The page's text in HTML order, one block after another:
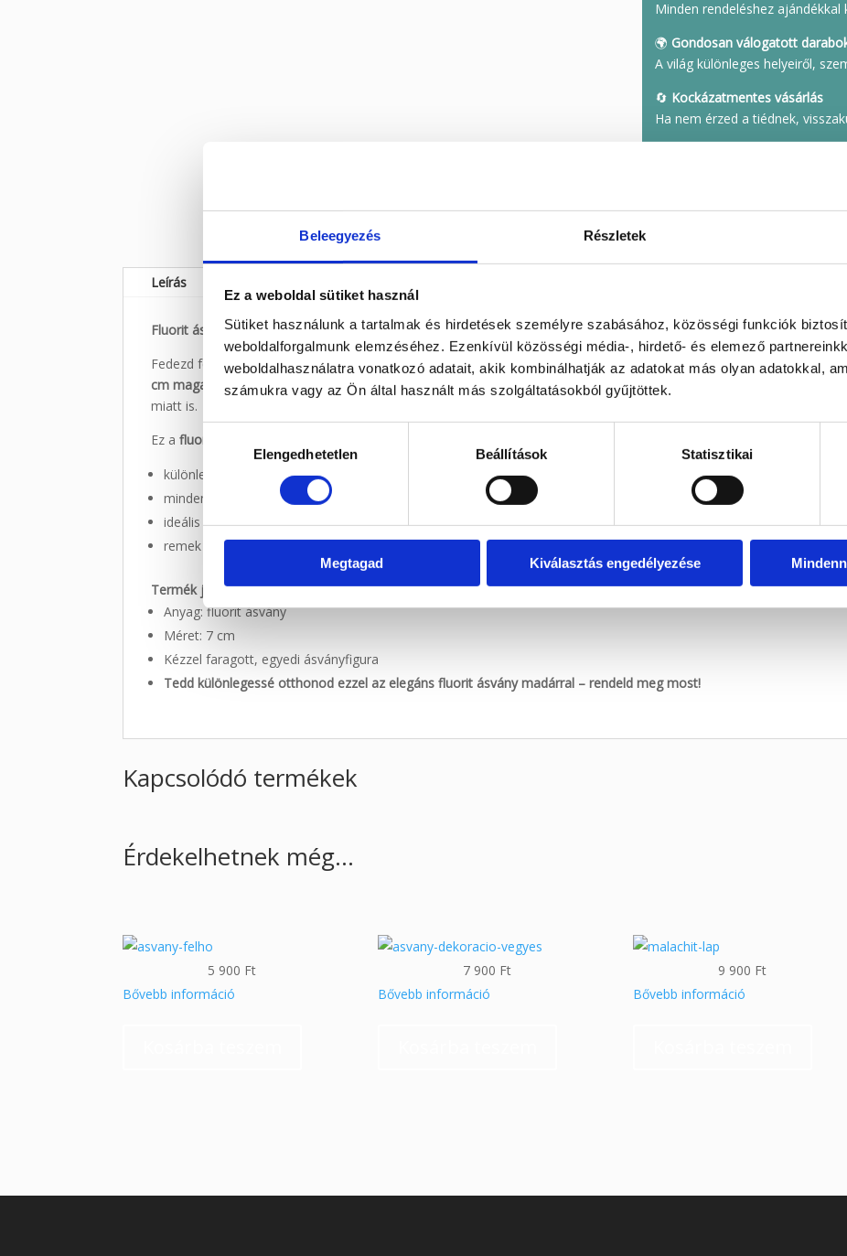
Beleegyezés Részletek
Ez a weboldal sütiket használ
Sütiket használunk a tartalmak és hirdetések személyre szabásához, közösségi funkciók
weboldalforgalmunk elemzéséhez. Ezenkívül közösségi média-, hirdető- és elemező
weboldalhasználatra vonatkozó adatait, akik kombinálhatják az adatokat más olyan adatokkal,
számukra vagy az Ön által használt más szolgáltatásokból gyűjtöttek.
kiválasztásaElengedhetetlen Beállítások Statisztikai
Megtagad Kiválasztás engedélyezése
Minden rendeléshez ajándékkal
🌍 Gondosan válogatott
A világ különleges helyeiről,
🔄 Kockázatmentes vásárlás
Ha nem érzed a tiédnek,
fluorit,Madár
Leírás
Fluorit ásvány madár figura – 7 cm
Fedezd fel ezt a gyönyörű,kézzel faragott fluorit ásvány madarat, amely tökéletes választás otthonod díszítésére
cm magas
, és valódi, természetes fluorit kristályból készült. A fluorit rendkívül népszerű ásvány – nemcsak a
miatt is.
Ez afluorit madár
különleges zöld és áttetsző árnyalatokat hordoz,
minden darab egyedi
ideális dekoráció kristálygyűjtőknek, ásványkedvelőknek vagy meditációs térbe,
remek választás ajándéknak is – akár születésnapra, névnapra vagy spirituális alkalmakra.
Termék jellemzői:
Anyag: fluorit ásvány
Méret: 7 cm
Kézzel faragott, egyedi ásványfigura
Tedd különlegessé otthonod ezzel az elegáns fluorit ásvány madárral – rendeld meg most!
Kapcsolódó termékek
Érdekelhetnek még…
5 900 Ft
Bővebb információ
7 900 Ft
Bővebb információ
9 900 Ft
Bővebb információ